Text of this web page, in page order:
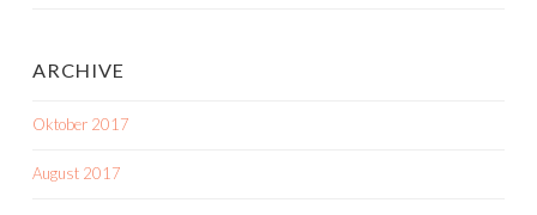
ARCHIVE
Oktober 2017
August 2017